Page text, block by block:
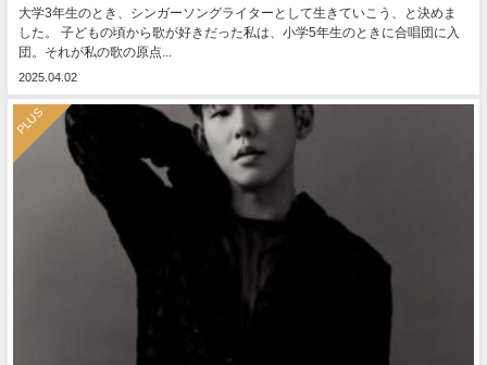
大学3年生のとき、シンガーソングライターとして生きていこう、と決めま
した。 子どもの頃から歌が好きだった私は、小学5年生のときに合唱団に入
団。それが私の歌の原点...
2025.04.02
PLUS